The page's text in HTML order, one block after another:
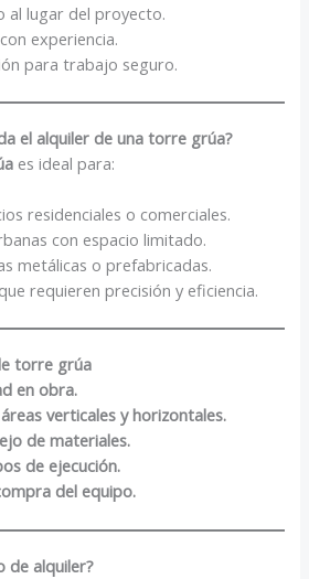
al lugar del proyecto.
experiencia.
para trabajo seguro.
el alquiler de una torre grúa?
es ideal para:
residenciales o comerciales.
con espacio limitado.
metálicas o prefabricadas.
requieren precisión y eficiencia.
torre grúa
en obra.
verticales y horizontales.
de materiales.
de ejecución.
del equipo.
de alquiler?